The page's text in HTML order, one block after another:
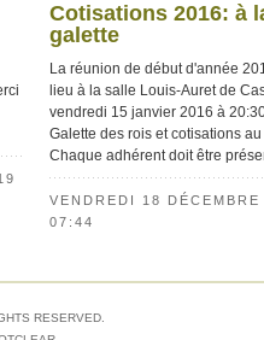
Cotisations 2016: à
galette
La réunion de début d'année
lieu à la salle Louis-Auret de
vendredi 15 janvier 2016 à
Galette des rois et cotisations
Chaque adhérent doit être
VENDREDI 18
07:44
RESERVED.